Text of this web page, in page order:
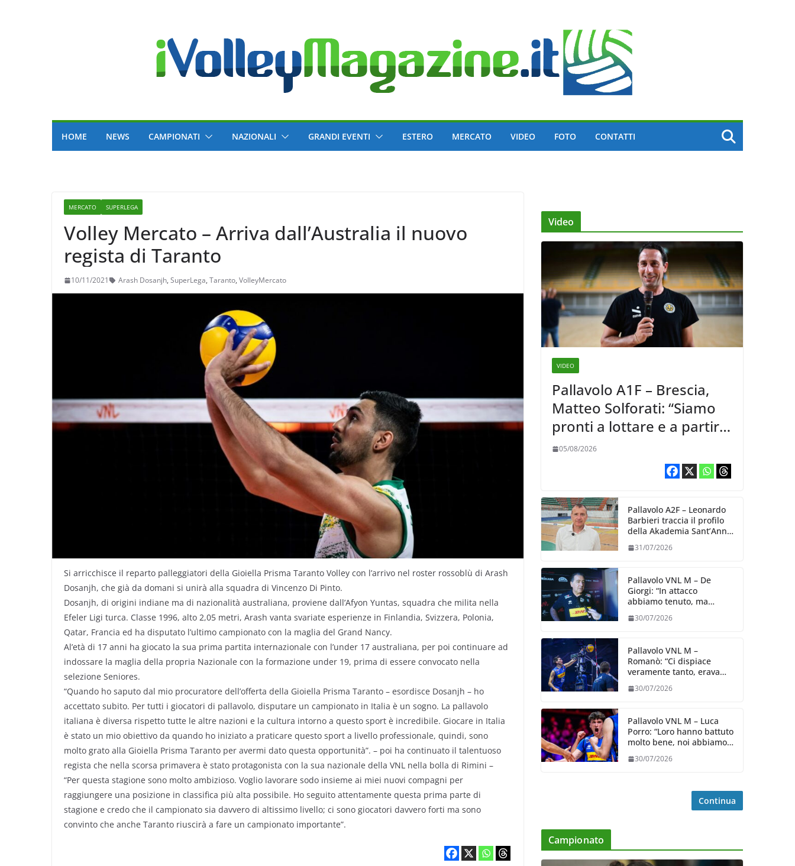
HOME NEWS CAMPIONATI NAZIONALI GRANDI EVENTI ESTERO MERCATO VIDEO FOTO CONTATTI
MERCATO SUPERLEGA
Volley Mercato – Arriva dall’Australia il nuovo
regista di Taranto
10/11/2021 Arash Dosanjh, SuperLega, Taranto, VolleyMercato
Si arricchisce il reparto palleggiatori della Gioiella Prisma Taranto Volley con l’arrivo nel roster rossoblù di Arash
Dosanjh, che già da domani si unirà alla squadra di Vincenzo Di Pinto.
Dosanjh, di origini indiane ma di nazionalità australiana, proviene dall’Afyon Yuntas, squadra che milita nella
Efeler Ligi turca. Classe 1996, alto 2,05 metri, Arash vanta svariate esperienze in Finlandia, Svizzera, Polonia,
Qatar, Francia ed ha disputato l’ultimo campionato con la maglia del Grand Nancy.
Al’età di 17 anni ha giocato la sua prima partita internazionale con l’under 17 australiana, per poi continuare ad
indossare la maglia della propria Nazionale con la formazione under 19, prima di essere convocato nella
selezione Seniores.
“Quando ho saputo dal mio procuratore dell’offerta della Gioiella Prisma Taranto – esordisce Dosanjh – ho
accettato subito. Per tutti i giocatori di pallavolo, disputare un campionato in Italia è un sogno. La pallavolo
italiana è diversa rispetto tutte le altre nazioni e la cultura intorno a questo sport è incredibile. Giocare in Italia
è stato un mio obiettivo da quando ho iniziato a praticare questo sport a livello professionale, quindi, sono
molto grato alla Gioiella Prisma Taranto per avermi dato questa opportunità”. – poi ha continuato il talentuoso
regista che nella scorsa primavera è stato protagonista con la sua nazionale della VNL nella bolla di Rimini –
“Per questa stagione sono molto ambizioso. Voglio lavorare sodo insieme ai miei nuovi compagni per
raggiungere una posizione in classifica più alta possibile. Ho seguito attentamente questa prima parte di
stagione e credo che il campionato sia davvero di altissimo livello; ci sono giocatori davvero forti ma sono
convinto che anche Taranto riuscirà a fare un campionato importante”.
Video
VIDEO
Pallavolo A1F – Brescia,
Matteo Solforati: “Siamo
pronti a lottare e a partire
carichi sin dal primo
05/08/2026
Pallavolo A2F – Leonardo
Barbieri traccia il profilo
della Akademia Sant’Anna
31/07/2026
Pallavolo VNL M – De
Giorgi: “In attacco
abbiamo tenuto, ma
dalla prestazione in
30/07/2026
Pallavolo VNL M –
Romanò: “Ci dispiace
veramente tanto, eravamo
impareremo”
30/07/2026
Pallavolo VNL M – Luca
Porro: “Loro hanno battuto
molto bene, noi abbiamo
spunto su cui lavorare e
30/07/2026
Continua
Campionato